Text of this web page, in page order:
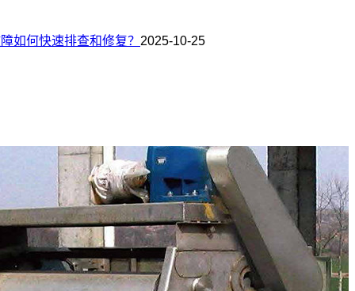
如何快速排查和修复？ 2025-10-25